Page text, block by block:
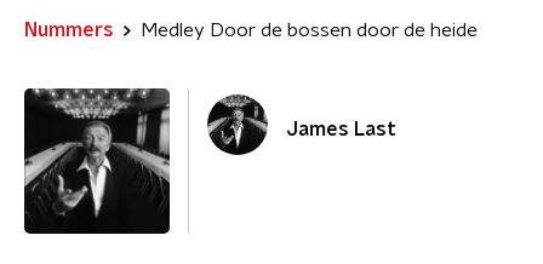
Nummers Medley Door de bossen door de heide
James Last